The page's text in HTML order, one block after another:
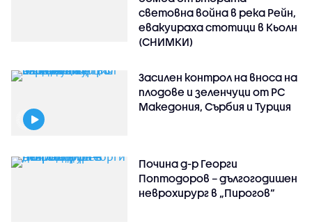
световна война в река Рейн,
евакуираха стотици в Кьолн
(СНИМКИ)
Засилен контрол на вноса на
плодове и зеленчуци от РС
Македония, Сърбия и Турция
Почина д-р Георги
Поптодоров – дългогодишен
неврохирург в „Пирогов“